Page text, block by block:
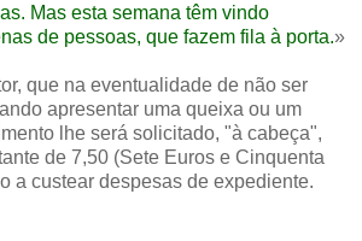
Mas esta semana têm vindo
de pessoas, que fazem fila à porta.»
que na eventualidade de não ser
apresentar uma queixa ou um
lhe será solicitado, "à cabeça",
de 7,50 (Sete Euros e Cinquenta
a custear despesas de expediente.